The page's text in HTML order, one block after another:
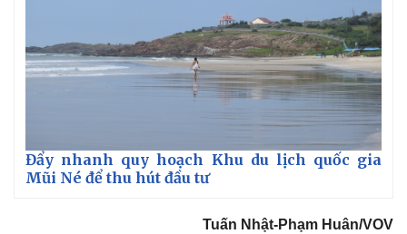
Bất động sản
Khởi nghiệp
Thị trường
Giá vàng
Tiêu dùng
Tỷ giá
Chứng khoán
Đẩy nhanh quy hoạch Khu du lịch quốc gia
Mũi Né để thu hút đầu tư
Tuấn Nhật-Phạm Huân/VOV